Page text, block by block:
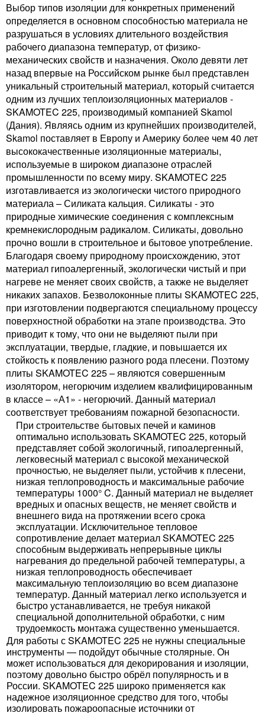
Выбор типов изоляции для конкретных применений
определяется в основном способностью материала не
разрушаться в условиях длительного воздействия
рабочего диапазона температур, от физико-
механических свойств и назначения. Около девяти лет
назад впервые на Российском рынке был представлен
уникальный строительный материал, который считается
одним из лучших теплоизоляционных материалов -
SKAMOTEC 225, производимый компанией Skamol
(Дания). Являясь одним из крупнейших производителей,
Skamol поставляет в Европу и Америку более чем 40 лет
высококачественные изоляционные материалы,
используемые в широком диапазоне отраслей
промышленности по всему миру. SKAMOTEC 225
изготавливается из экологически чистого природного
материала – Силиката кальция. Силикаты - это
природные химические соединения с комплексным
кремнекислородным радикалом. Силикаты, довольно
прочно вошли в строительное и бытовое употребление.
Благодаря своему природному происхождению, этот
материал гипоалергенный, экологически чистый и при
нагреве не меняет своих свойств, а также не выделяет
никаких запахов. Безволоконные плиты SKAMOTEC 225,
при изготовлении подвергаются специальному процессу
поверхностной обработки на этапе производства. Это
приводит к тому, что они не выделяют пыли при
эксплуатации, твердые, гладкие, и повышается их
стойкость к появлению разного рода плесени. Поэтому
плиты SKAMOTEC 225 – являются совершенным
изолятором, негорючим изделием квалифицированным
в классе – «А1» - негорючий. Данный материал
соответствует требованиям пожарной безопасности.
При строительстве бытовых печей и каминов
оптимально использовать SKAMOTEC 225, который
представляет собой экологичный, гипоалергенный,
легковесный материал с высокой механической
прочностью, не выделяет пыли, устойчив к плесени,
низкая теплопроводность и максимальные рабочие
температуры 1000° C. Данный материал не выделяет
вредных и опасных веществ, не меняет свойств и
внешнего вида на протяжении всего срока
эксплуатации. Исключительное тепловое
сопротивление делает материал SKAMOTEC 225
способным выдерживать непрерывные циклы
нагревания до предельной рабочей температуры, а
низкая теплопроводность обеспечивает
максимальную теплоизоляцию во всем диапазоне
температур. Данный материал легко используется и
быстро устанавливается, не требуя никакой
специальной дополнительной обработки, с ним
трудоемкость монтажа существенно уменьшается.
Для работы с SKAMOTEC 225 не нужны специальные
инструменты — подойдут обычные столярные. Он
может использоваться для декорирования и изоляции,
поэтому довольно быстро обрёл популярность и в
России. SKAMOTEC 225 широко применяется как
надежное изоляционное средство для того, чтобы
изолировать пожароопасные источники от